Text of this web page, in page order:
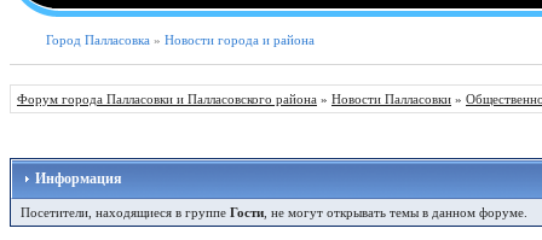
Город Палласовка » Новости города и района
Форум города Палласовки и Палласовского района » Новости Палласовки »
Информация
Посетители, находящиеся в группе Гости , не могут открывать темы в данном форуме.